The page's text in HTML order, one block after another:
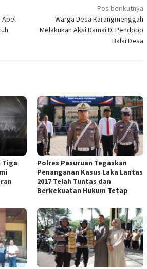
Apel
Pos berikutnya
Warga Desa Karangmenggah
Melakukan Aksi Damai Di Pendopo
Balai Desa
Tiga
Polres Pasuruan Tegaskan
Penanganan Kasus Laka Lantas
2017 Telah Tuntas dan
Berkekuatan Hukum Tetap